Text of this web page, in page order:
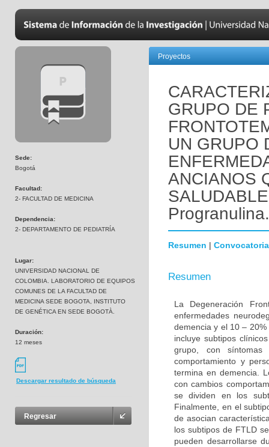
Sede:
Bogotá
Facultad:
2- FACULTAD DE MEDICINA
Dependencia:
2- DEPARTAMENTO DE PEDIATRÍA
Lugar:
UNIVERSIDAD NACIONAL DE
COLOMBIA. LABORATORIO DE EQUIPOS
COMUNES DE LA FACULTAD DE
MEDICINA SEDE BOGOTA, INSTITUTO
DE GENÉTICA EN SEDE BOGOTÀ.
Duración:
12 meses
Descargar resultado de búsqueda
Regresar
Proyectos
GRUPO DE
UN GRUPO
ANCIANOS
Progranulina.
Resumen | Convocatoria
Resumen
La Degeneración
enfermedades
demencia y el 10 –
incluye subtipos
grupo, con síntomas
comportamiento y
termina en demencia.
con cambios
se dividen en los
Finalmente, en el
de asocian
los subtipos de FTLD
pueden desarrollarse